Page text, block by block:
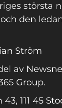
största
den
Ström
av
Group.
111 45